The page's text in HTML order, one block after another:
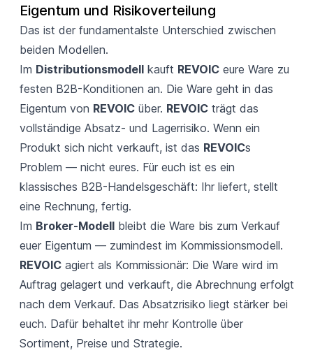
Eigentum und Risikoverteilung
Das ist der fundamentalste Unterschied zwischen
beiden Modellen.
Im Distributionsmodellkauft REVOICeure Ware zu
festen B2B-Konditionen an. Die Ware geht in das
Eigentum von REVOICüber. REVOICträgt das
vollständige Absatz- und Lagerrisiko. Wenn ein
Produkt sich nicht verkauft, ist das REVOICs
Problem — nicht eures. Für euch ist es ein
klassisches B2B-Handelsgeschäft: Ihr liefert, stellt
eine Rechnung, fertig.
Im Broker-Modellbleibt die Ware bis zum Verkauf
euer Eigentum — zumindest im Kommissionsmodell.
REVOICagiert als Kommissionär: Die Ware wird im
Auftrag gelagert und verkauft, die Abrechnung erfolgt
nach dem Verkauf. Das Absatzrisiko liegt stärker bei
euch. Dafür behaltet ihr mehr Kontrolle über
Sortiment, Preise und Strategie.